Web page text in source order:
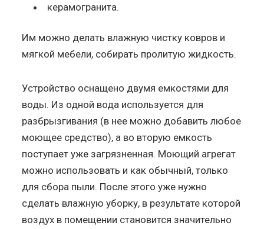
керамогранита.
Им можно делать влажную чистку ковров и
мягкой мебели, собирать пролитую жидкость.
Устройство оснащено двумя емкостями для
воды. Из одной вода используется для
разбрызгивания (в нее можно добавить любое
моющее средство), а во вторую емкость
поступает уже загрязненная. Моющий агрегат
можно использовать и как обычный, только
для сбора пыли. После этого уже нужно
сделать влажную уборку, в результате которой
воздух в помещении становится значительно